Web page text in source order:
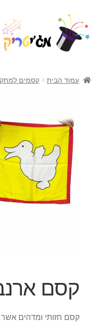
דלג
לניווט
לדלג
לתוכן
קסמים למתקדמים
קלפי קסמים
ערכות קסמים
טריקים
עמוד הבית קסמים
קסם
קסם חזותי ומדהים